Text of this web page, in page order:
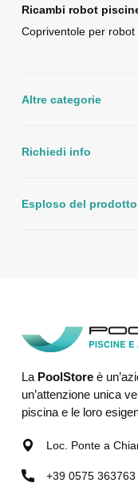
Ricambi robot
Copriventole per robot
Altre categorie
Richiedi info
Esploso del prodotto
La PoolStoreè
un’attenzione unica
piscina e le loro
Loc. Ponte a
+39 0575 363763